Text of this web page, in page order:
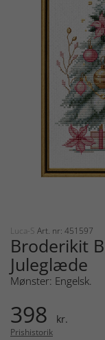
Luca-S Art. nr: 451597
Broderikit
Juleglæde
Mønster: Engelsk.
398 kr.
Prishistorik